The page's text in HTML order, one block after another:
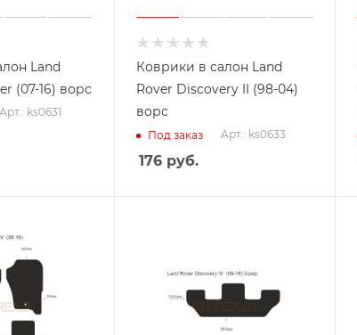
Land
(07-16) ворс
Арт.: ks0631
Коврики в салон Land
Rover Discovery II (98-04)
ворс
Под заказ Арт.: ks0633
176руб.